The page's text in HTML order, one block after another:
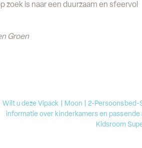
zoek is naar een duurzaam en sfeervol
Groen
Wilt u deze Vipack | Moon | 2-
informatie over kinderkamers en
Kidsroom